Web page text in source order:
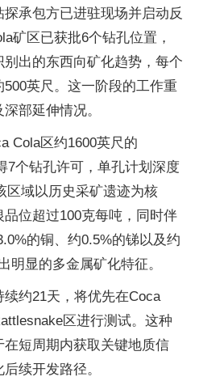
承包方已进驻现场并启动反
矿区已获批6个钻孔位置，
出的东西向矿化趋势，每个
英尺。这一阶段的工作重
部延伸情况。
Cola区约1600英尺的
7个钻孔许可，单孔计划深度
区域以历史采矿遗迹为核
位超过100克每吨，同时伴
的铜、约0.5%的锑以及约
明显的多金属矿化特征。
约21天，将优先在Coca
区进行测试。这种
短周期内获取关键地质信
续开发路径。